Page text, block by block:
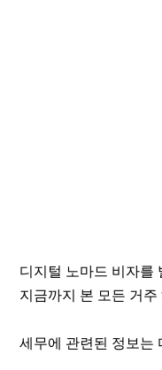
디지털 노마드 비자를
지금까지 본 모든 거
세무에 관련된 정보는